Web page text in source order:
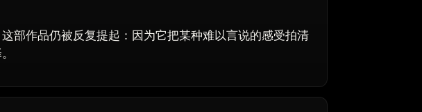
部作品仍被反复提起：因为它把某种难以言说的感受拍清